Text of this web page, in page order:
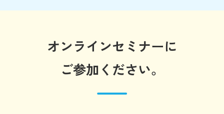
オンラインセミナーに
ご参加ください。